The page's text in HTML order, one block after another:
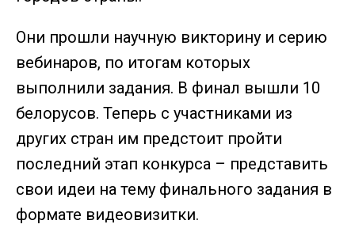
Они прошли научную викторину и серию
вебинаров, по итогам которых
выполнили задания. В финал вышли 10
белорусов. Теперь с участниками из
других стран им предстоит пройти
последний этап конкурса – представить
свои идеи на тему финального задания в
формате видеовизитки.